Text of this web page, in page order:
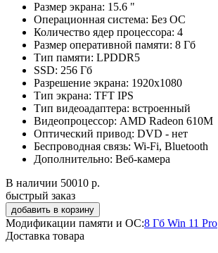
Размер экрана: 15.6 "
Операционная система: Без ОС
Количество ядер процессора: 4
Размер оперативной памяти: 8 Гб
Тип памяти: LPDDR5
SSD: 256 Гб
Разрешение экрана: 1920x1080
Тип экрана: TFT IPS
Тип видеоадаптера: встроенный
Видеопроцессор: AMD Radeon 610M
Оптический привод: DVD - нет
Беспроводная связь: Wi-Fi, Bluetooth
Дополнительно: Веб-камера
В наличии 50010 р.
быстрый заказ
Модификации памяти и ОС:8 Гб Win 11 Pro
Доставка товара